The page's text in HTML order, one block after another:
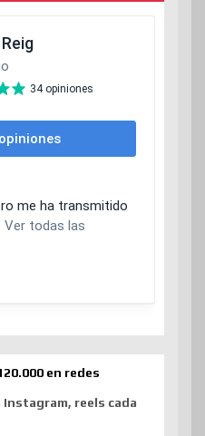
en redes
Instagram, reels cada